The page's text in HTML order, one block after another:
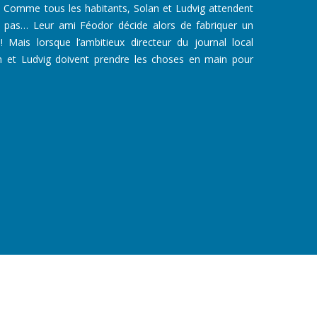
Comme tous les habitants, Solan et Ludvig attendent
Leur ami Féodor décide alors de fabriquer un
lorsque l’ambitieux directeur du journal local
et Ludvig doivent prendre les choses en main pour